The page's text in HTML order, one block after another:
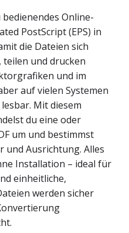
bedienendes Online-
PostScript (EPS) in
die Dateien sich
und drucken
und im
auf vielen Systemen
Mit diesem
du eine oder
um und bestimmst
und Ausrichtung. Alles
Installation – ideal für
einheitliche,
werden sicher